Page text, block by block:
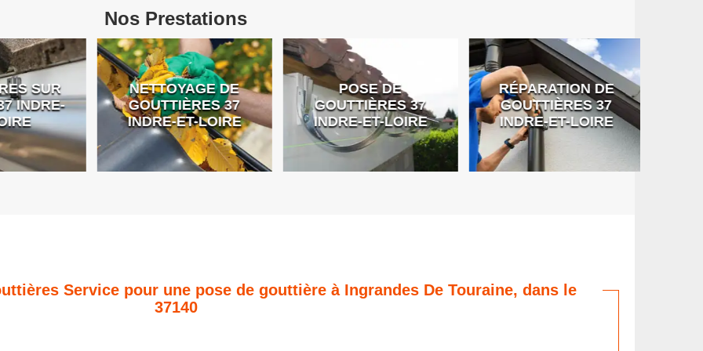
Nos Prestations
SUR
INDRE-
NETTOYAGE DE
GOUTTIÈRES 37
INDRE-ET-LOIRE
POSE DE
GOUTTIÈRES 37
INDRE-ET-LOIRE
RÉPARATION DE
GOUTTIÈRES 37
INDRE-ET-LOIRE
Service pour une pose de gouttière à Ingrandes De Touraine, dans le
37140